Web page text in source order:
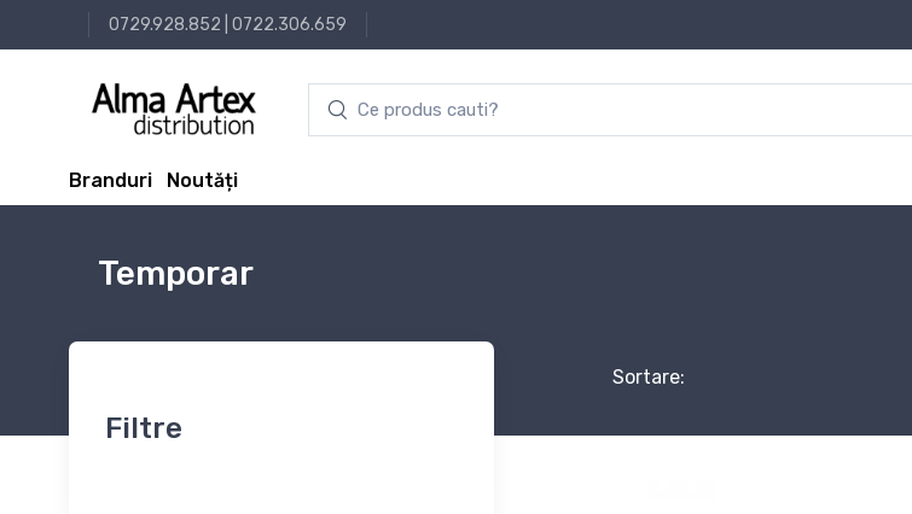
0729.928.852 0722.306.659
Branduri Noutăți
Temporar
Filtre
Sortare: